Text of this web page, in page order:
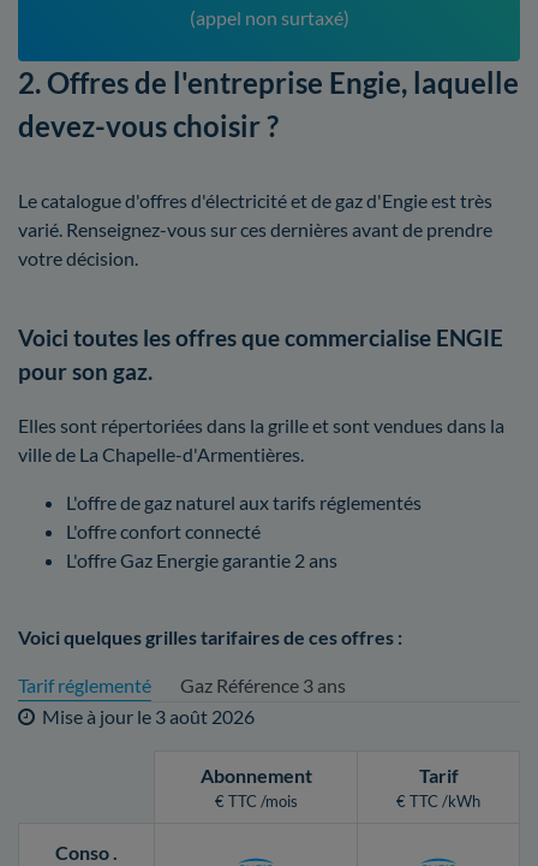
(appel non surtaxé)
2. Offres de l'entreprise Engie, laquelle
devez-vous choisir ?
Le catalogue d'offres d'électricité et de gaz d'Engie est très
varié. Renseignez-vous sur ces dernières avant de prendre
votre décision.
Voici toutes les offres que commercialise ENGIE
pour son gaz.
Elles sont répertoriées dans la grille et sont vendues dans la
ville de La Chapelle-d'Armentières.
L'offre de gaz naturel aux tarifs réglementés
L'offre confort connecté
L'offre Gaz Energie garantie 2 ans
Voici quelques grilles tarifaires de ces offres :
Tarif réglementé
Gaz Référence 3 ans
Mise à jour le 3 août 2026
Abonnement
€ TTC /mois
Tarif
€ TTC /kWh
Conso.